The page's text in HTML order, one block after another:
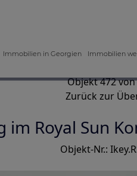
Immobilien in Georgien Immobilien
Objekt 472 von
Zurück zur
im Royal Sun
Objekt-Nr.: